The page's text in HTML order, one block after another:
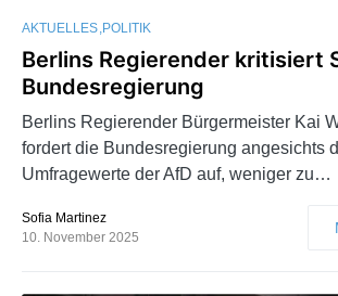
AKTUELLES POLITIK
Berlins Regierender kritisiert
Bundesregierung
Berlins Regierender Bürgermeister Kai
fordert die Bundesregierung angesichts
Umfragewerte der AfD auf, weniger zu…
Sofia Martinez
10. November 2025